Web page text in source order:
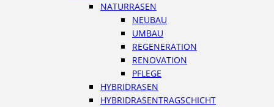
NATURRASEN
NEUBAU
UMBAU
REGENERATION
RENOVATION
PFLEGE
HYBRIDRASEN
HYBRIDRASENTRAGSCHICHT